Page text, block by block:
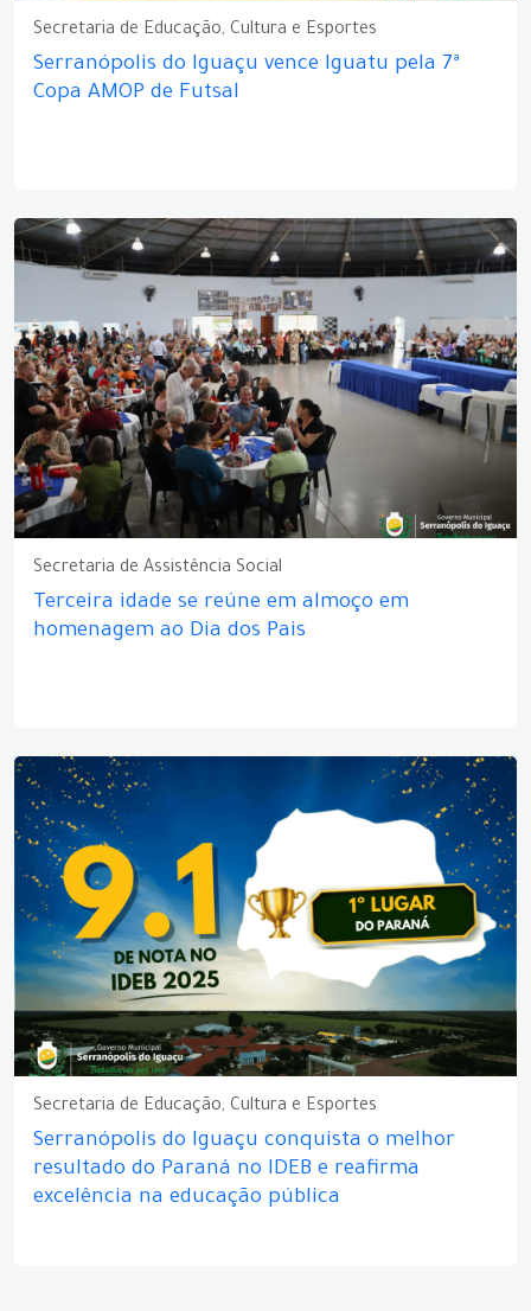
Secretaria de Educação, Cultura e Esportes
Serranópolis do Iguaçu vence Iguatu pela 7ª
Copa AMOP de Futsal
Secretaria de Assistência Social
Terceira idade se reúne em almoço em
homenagem ao Dia dos Pais
Secretaria de Educação, Cultura e Esportes
Serranópolis do Iguaçu conquista o melhor
resultado do Paraná no IDEB e reafirma
excelência na educação pública